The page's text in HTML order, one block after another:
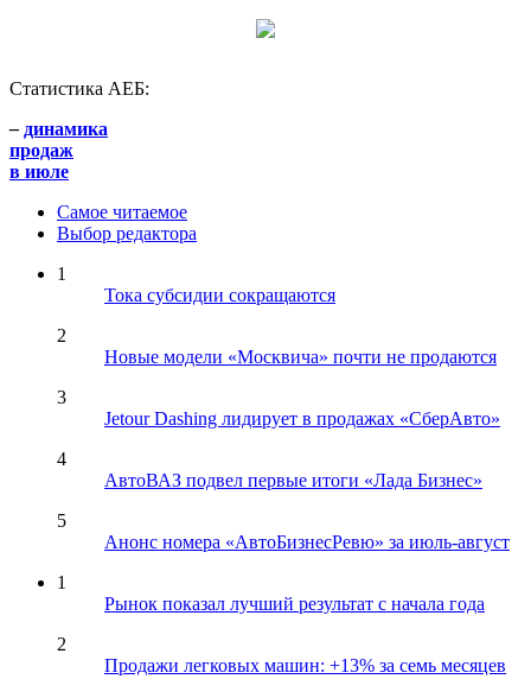
Статистика АЕБ:
– динамика
продаж
в июле
Самое читаемое
Выбор редактора
1
Тока субсидии сокращаются
2
Новые модели «Москвича» почти не продаются
3
Jetour Dashing лидирует в продажах «СберАвто»
4
АвтоВАЗ подвел первые итоги «Лада Бизнес»
5
Анонс номера «АвтоБизнесРевю» за июль-август
1
Рынок показал лучший результат с начала года
2
Продажи легковых машин: +13% за семь месяцев